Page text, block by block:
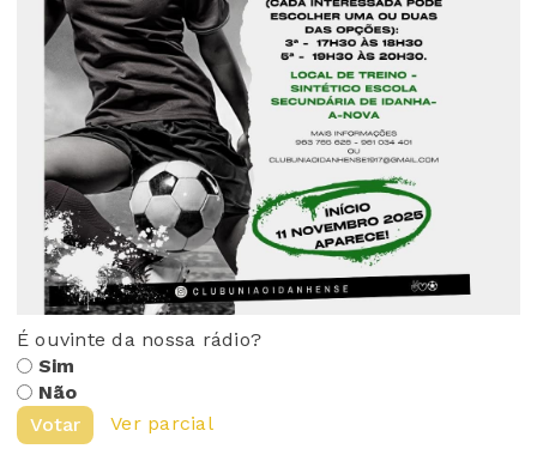
É ouvinte da nossa rádio?
Sim
Não
Votar
Ver parcial